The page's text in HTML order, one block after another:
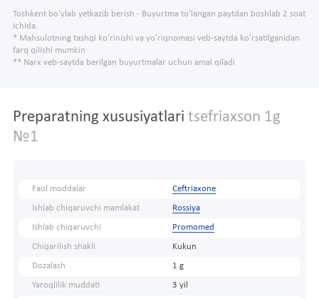
Toshkent bo'ylab yetkazib berish - Buyurtma to'langan paytdan boshlab 2 soat
ichida.
* Mahsulotning tashqi ko'rinishi va yo'riqnomasi veb-saytda ko'rsatilganidan
farq qilishi mumkin
** Narx veb-saytda berilgan buyurtmalar uchun amal qiladi
Preparatning xususiyatlari tsefriaxson 1g
№1
Faol moddalar Ceftriaxone
Ishlab chiqaruvchi mamlakat Rossiya
Ishlab chiqaruvchi Promomed
Chiqarilish shakli Kukun
Dozalash 1 g
Yaroqlilik muddati 3 yil